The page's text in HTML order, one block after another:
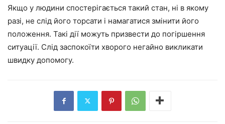
Якщо у людини спостерігається такий стан, ні в якому
разі, не слід його торсати і намагатися змінити його
положення. Такі дії можуть призвести до погіршення
ситуації. Слід заспокоїти хворого негайно викликати
швидку допомогу.